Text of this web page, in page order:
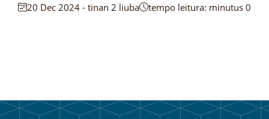
20 Dec 2024 - tinan 2 liuba tempo leitura: minutus 0